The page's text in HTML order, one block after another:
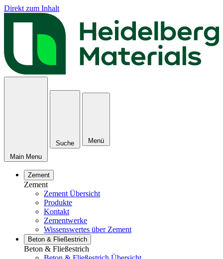
Direkt zum Inhalt
Main Menu
Suche Menü
Zement
Zement
Zement Übersicht
Produkte
Kontakt
Zementwerke
Wissenswertes über Zement
Beton & Fließestrich
Beton & Fließestrich